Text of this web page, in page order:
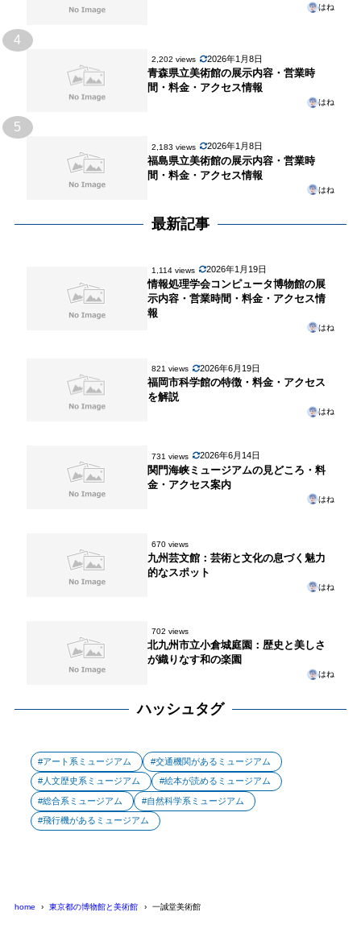
はね
4
2,202 views 2026年1月8日
青森県立美術館の展示内容・営業時
間・料金・アクセス情報
はね
5
2,183 views 2026年1月8日
福島県立美術館の展示内容・営業時
間・料金・アクセス情報
はね
最新記事
1,114 views 2026年1月19日
情報処理学会コンピュータ博物館の展
示内容・営業時間・料金・アクセス情
報
はね
821 views 2026年6月19日
福岡市科学館の特徴・料金・アクセス
を解説
はね
731 views 2026年6月14日
関門海峡ミュージアムの見どころ・料
金・アクセス案内
はね
670 views
九州芸文館：芸術と文化の息づく魅力
的なスポット
はね
702 views
北九州市立小倉城庭園：歴史と美しさ
が織りなす和の楽園
はね
ハッシュタグ
アート系ミュージアム 交通機関があるミュージアム
人文歴史系ミュージアム 絵本が読めるミュージアム
総合系ミュージアム 自然科学系ミュージアム
飛行機があるミュージアム
home 東京都の博物館と美術館 一誠堂美術館